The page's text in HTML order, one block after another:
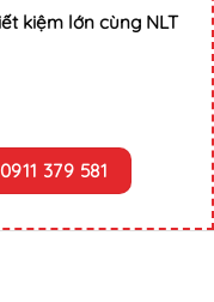
kiệm lớn cùng NLT
379 581